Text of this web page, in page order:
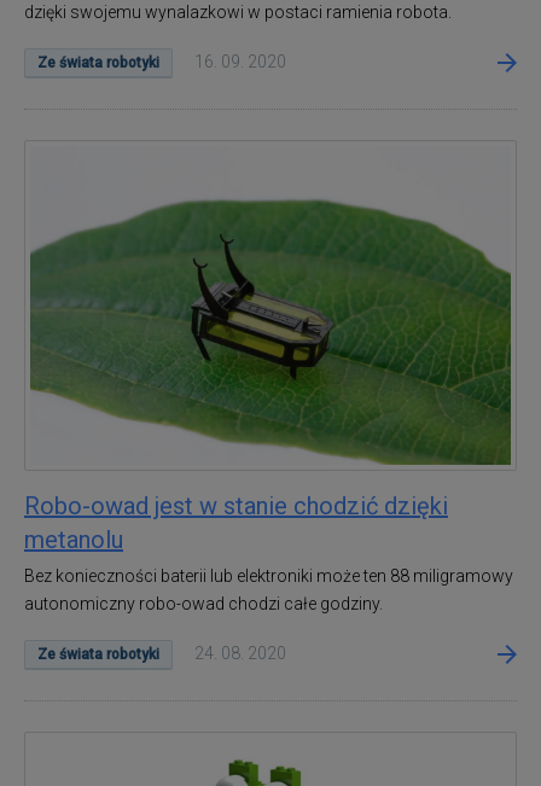
dzięki swojemu wynalazkowi w postaci ramienia robota.
Ze świata robotyki 16. 09. 2020
Robo-owad jest w stanie chodzić dzięki
metanolu
Bez konieczności baterii lub elektroniki może ten 88 miligramowy
autonomiczny robo-owad chodzi całe godziny.
Ze świata robotyki 24. 08. 2020